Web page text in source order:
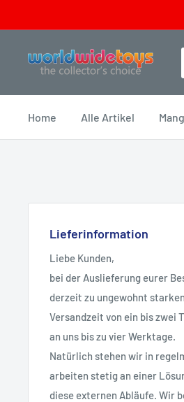
zum
worldwidetoys
Home Alle Artikel
Lieferinformation
Liebe Kunden,
bei der Auslieferung eurer
derzeit zu ungewohnt
Versandzeit von ein bis zwei
an uns bis zu vier Werktage.
Natürlich stehen wir in
arbeiten stetig an einer
diese externen Abläufe. Wir